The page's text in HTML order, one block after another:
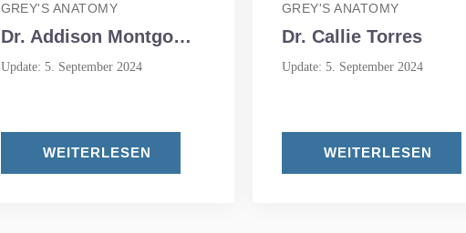
GREY'S ANATOMY
Dr. Addison Montgomery
Update: 5. September 2024
WEITERLESEN
GREY'S ANATOMY
Dr. Callie Torres
Update: 5. September 2024
WEITERLESEN